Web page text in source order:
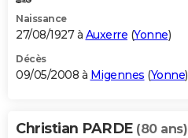
Naissance
27/08/1927 à Auxerre (Yonne)
Décès
09/05/2008 à Migennes (Yonne)
Christian PARDE (80 ans)